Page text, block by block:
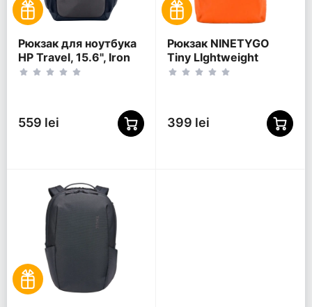
Рюкзак для ноутбука
HP Travel, 15.6", Iron
Grey
559 lei
Рюкзак NINETYGO
Tiny LIghtweight
Casual, 15.6",
399 lei